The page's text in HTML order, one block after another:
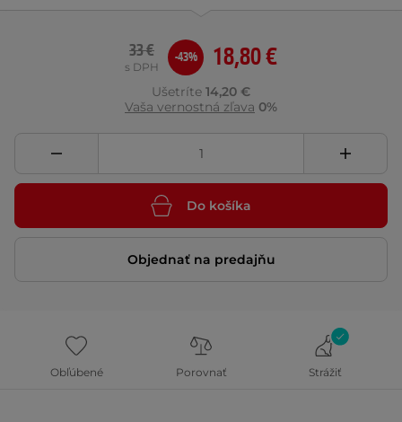
18,80 €
33 €
s DPH
-43%
Ušetríte 14,20 €
Vaša vernostná zľava 0%
Do košíka
Objednať na predajňu
Obľúbené Porovnať Strážiť